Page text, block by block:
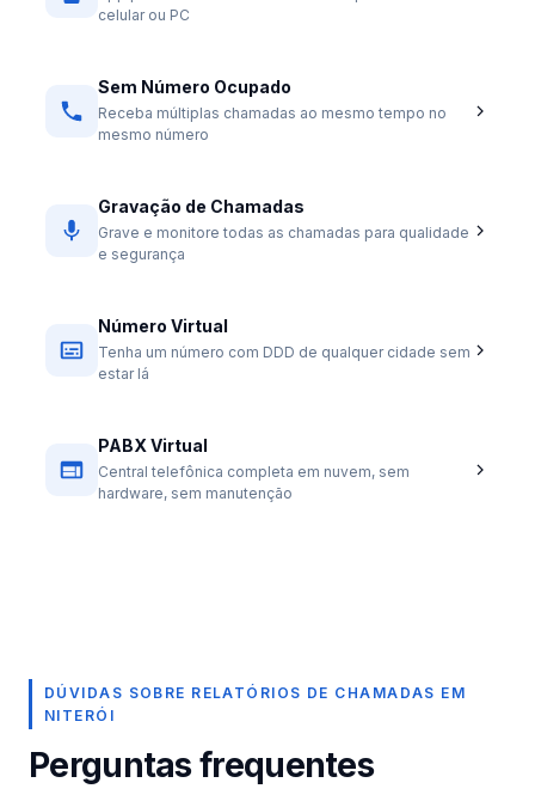
celular ou PC
Sem Número Ocupado
Receba múltiplas chamadas ao mesmo tempo no
mesmo número
Gravação de Chamadas
Grave e monitore todas as chamadas para qualidade
e segurança
Número Virtual
Tenha um número com DDD de qualquer cidade sem
estar lá
PABX Virtual
Central telefônica completa em nuvem, sem
hardware, sem manutenção
DÚVIDAS SOBRE RELATÓRIOS DE CHAMADAS EM
NITERÓI
Perguntas frequentes